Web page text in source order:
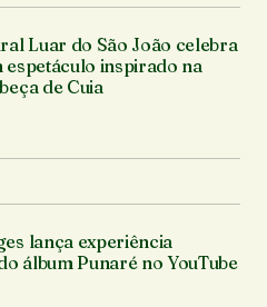
Luar do São João celebra
espetáculo inspirado na
de Cuia
lança experiência
álbum Punaré no YouTube